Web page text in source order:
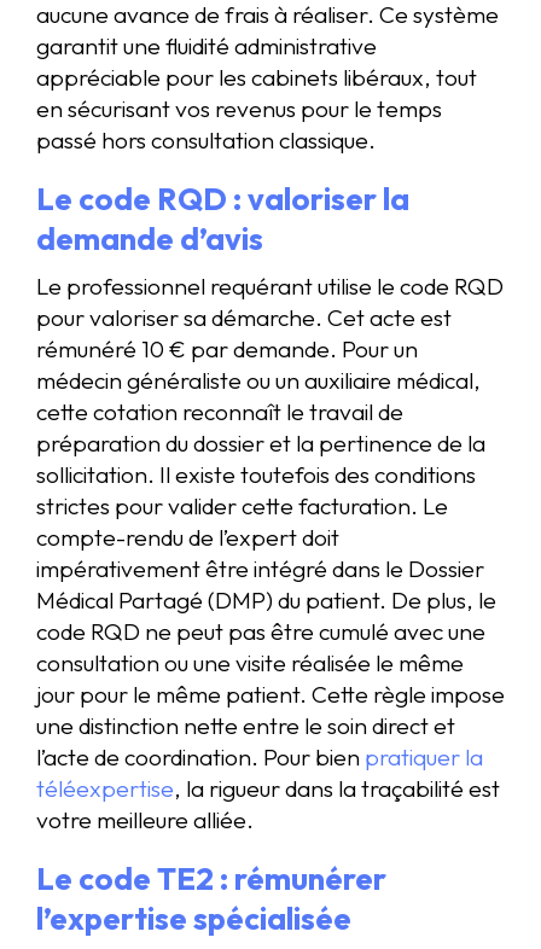
aucune avance de frais à réaliser. Ce système
garantit une fluidité administrative
appréciable pour les cabinets libéraux, tout
en sécurisant vos revenus pour le temps
passé hors consultation classique.
Le code RQD : valoriser la
demande d’avis
Le professionnel requérant utilise le code RQD
pour valoriser sa démarche. Cet acte est
rémunéré 10 € par demande. Pour un
médecin généraliste ou un auxiliaire médical,
cette cotation reconnaît le travail de
préparation du dossier et la pertinence de la
sollicitation. Il existe toutefois des conditions
strictes pour valider cette facturation. Le
compte-rendu de l’expert doit
impérativement être intégré dans le Dossier
Médical Partagé (DMP) du patient. De plus, le
code RQD ne peut pas être cumulé avec une
consultation ou une visite réalisée le même
jour pour le même patient. Cette règle impose
une distinction nette entre le soin direct et
l’acte de coordination. Pour bien pratiquer la
téléexpertise, la rigueur dans la traçabilité est
votre meilleure alliée.
Le code TE2 : rémunérer
l’expertise spécialisée